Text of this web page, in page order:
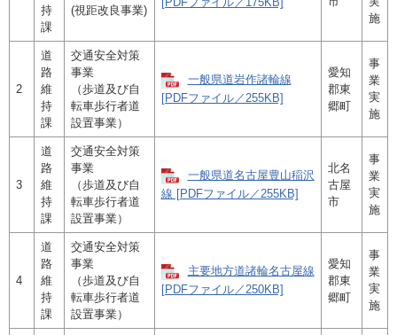
持
課
(視距改良事業)
施
2
道
路
維
持
課
交通安全対策
事業
（歩道及び自
転車歩行者道
設置事業）
一般県道岩作諸輪線
[PDFファイル／255KB]
愛知
郡東
郷町
事
業
実
施
3
道
路
維
持
課
交通安全対策
事業
（歩道及び自
転車歩行者道
設置事業）
一般県道名古屋豊山稲沢
線 [PDFファイル／255KB]
北名
古屋
市
事
業
実
施
4
道
路
維
持
課
交通安全対策
事業
（歩道及び自
転車歩行者道
設置事業）
主要地方道諸輪名古屋線
[PDFファイル／250KB]
愛知
郡東
郷町
事
業
実
施